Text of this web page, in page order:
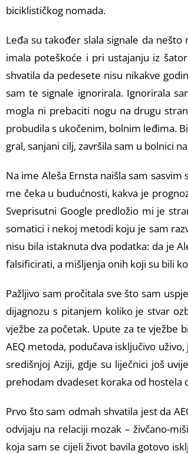
biciklističkog nomada.
Leđa su također slala signale da
imala poteškoće i pri ustajanju iz
shvatila da pedesete nisu nikakve
sam te signale ignorirala. Ignorirala
mogla ni prebaciti nogu na drugu
probudila s ukočenim, bolnim leđima.
gral, sanjani cilj, završila sam u bolnici
Na ime Aleša Ernsta naišla sam
me čeka u budućnosti, kakva je
Sveprisutni Google predložio mi je
somatici i nekoj metodi koju je sam
nisu bila istaknuta dva podatka: da je
falsificirati, a mišljenja onih koji su bili
Pažljivo sam pročitala sve što sam
dijagnozu s pitanjem koliko je stvar
vježbe za početak. Upute za te vježbe
AEQ metoda, podučava isključivo
središnjoj Aziji, gdje su liječnici još
prehodam dvadeset koraka od hostela
Prvo što sam odmah shvatila jest da
odvijaju na relaciji mozak – živčano-
koja sam se cijeli život bavila gotovo